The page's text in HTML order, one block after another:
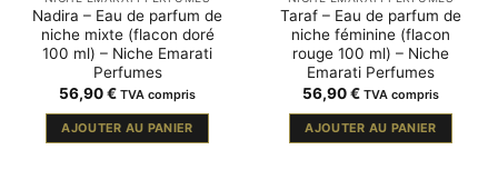
Nadira – Eau de parfum de
niche mixte (flacon doré
100 ml) – Niche Emarati
Perfumes
56,90€ TVA compris
AJOUTER AU PANIER
Taraf – Eau de parfum de
niche féminine (flacon
rouge 100 ml) – Niche
Emarati Perfumes
56,90€ TVA compris
AJOUTER AU PANIER